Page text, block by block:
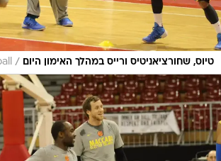
טיוס, שחורציאניטיס ורייס במהלך האימון היום /